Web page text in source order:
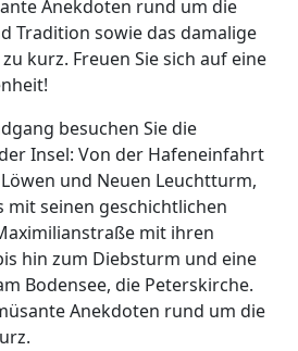
Anekdoten rund um die
Tradition sowie das damalige
kurz. Freuen Sie sich auf eine
besuchen Sie die
Insel: Von der Hafeneinfahrt
und Neuen Leuchtturm,
mit seinen geschichtlichen
mit ihren
hin zum Diebsturm und eine
Bodensee, die Peterskirche.
Anekdoten rund um die